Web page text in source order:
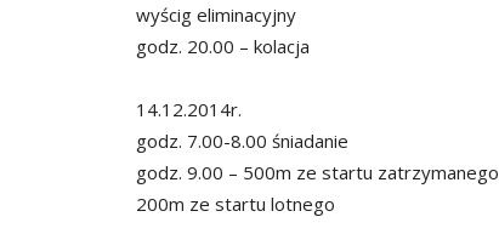
wyścig eliminacyjny
godz. 20.00 – kolacja
14.12.2014r.
godz. 7.00-8.00 śniadanie
godz. 9.00 – 500m ze startu zatrzymanego
200m ze startu lotnego